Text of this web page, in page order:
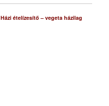
Házi ételízesítő – vegeta házilag